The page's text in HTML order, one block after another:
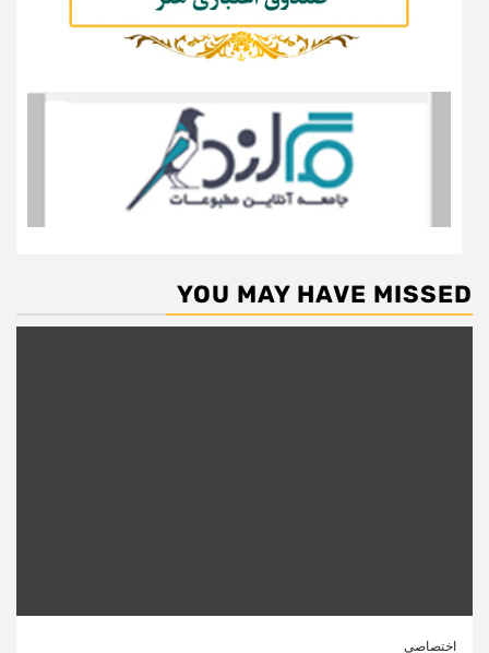
YOU MAY HAVE MISSED
اختصاصی